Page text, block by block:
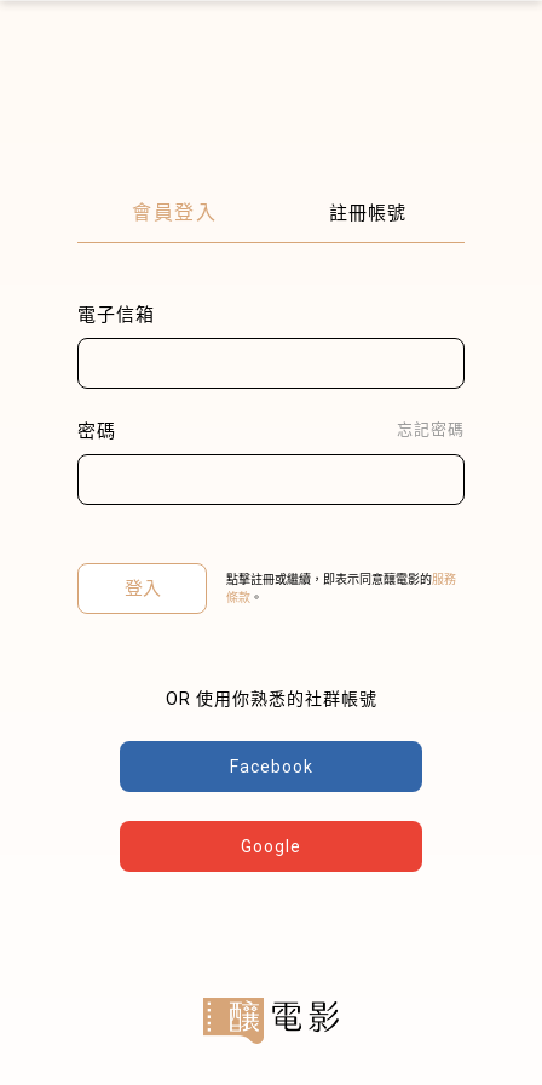
會員登入 註冊帳號
電子信箱
密碼 忘記密碼
登入 點擊註冊或繼續，即表示同意釀電影的服務
條款 。
OR 使用你熟悉的社群帳號
Facebook
Google